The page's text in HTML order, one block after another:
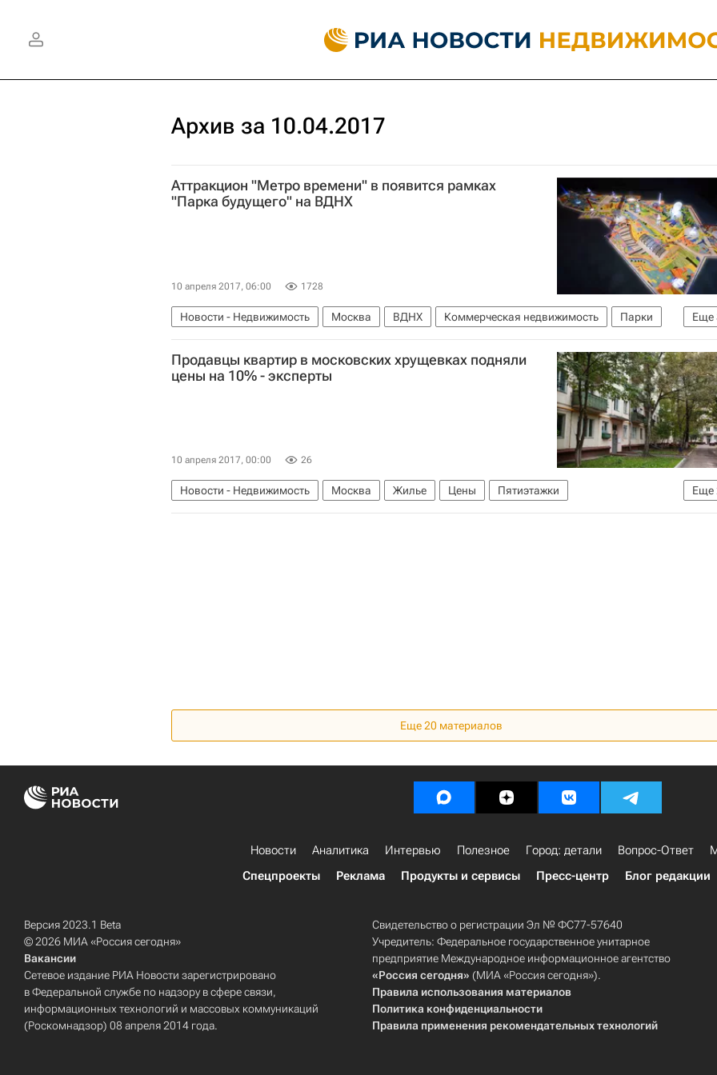
Архив за 10.04.2017
Аттракцион "Метро времени" в появится рамках
"Парка будущего" на ВДНХ
10 апреля 2017, 06:00 1728
Еще
Новости - Недвижимость Москва ВДНХ Коммерческая недвижимость
Парки
Строительство
Городская среда Россия
Продавцы квартир в московских хрущевках подняли
цены на 10% - эксперты
10 апреля 2017, 00:00 26
Еще
Новости - Недвижимость Москва Жилье Цены
Пятиэтажки
Расселение пятиэтажек в Москве
Россия
Еще 20 материалов
Новости Аналитика Интервью Полезное Город: детали Вопрос-Ответ
Спецпроекты
Реклама Продукты и сервисы Пресс-центр Блог редакции
Версия 2023.1 Beta
© 2026 МИА «Россия сегодня»
Вакансии
Сетевое издание РИА Новости зарегистрировано
в Федеральной службе по надзору в сфере связи,
информационных технологий и массовых коммуникаций
(Роскомнадзор) 08 апреля 2014 года.
Свидетельство о регистрации Эл № ФС77-57640
Учредитель: Федеральное государственное унитарное
предприятие Международное информационное агентство
«Россия сегодня» (МИА «Россия сегодня»).
Правила использования материалов
Политика конфиденциальности
Правила применения рекомендательных технологий